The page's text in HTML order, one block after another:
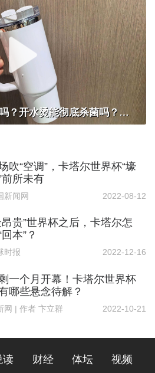
只装白开水就不会脏吗？开水烫能彻底杀菌吗？感控专家详解“吸管杯”藏菌真相｜都视频·热观察
吹“空调”，卡塔尔世界杯“壕
前所未有
新闻网 2022-08-12
昂贵”世界杯之后，卡塔尔怎
本”？
时报 2022-12-16
一个月开幕！卡塔尔世界杯
哪些悬念待解？
网 | 作者 卞立群 2022-10-21
读 财经 体坛 视频